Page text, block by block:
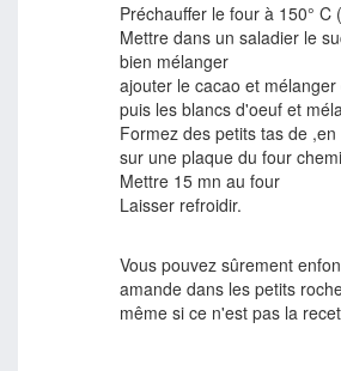
Préchauffer le four à 150° C
Mettre dans un saladier le
bien mélanger
ajouter le cacao et
puis les blancs d'oeuf et
Formez des petits tas de
sur une plaque du four
Mettre 15 mn au four
Laisser refroidir.
Vous pouvez sûrement
amande dans les petits
même si ce n'est pas la